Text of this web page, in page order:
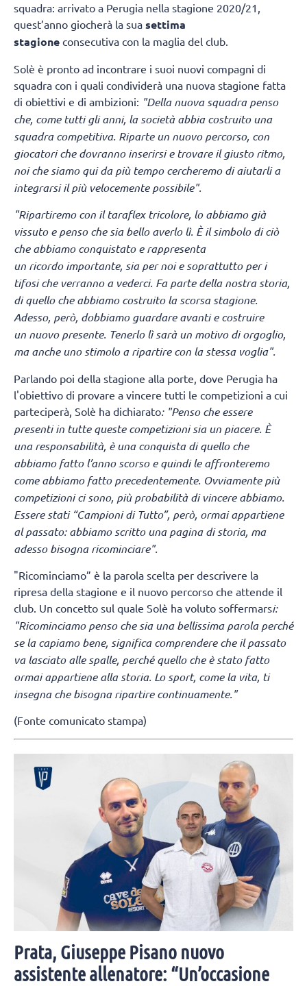
squadra: arrivato a Perugia nella stagione 2020/21,
quest’anno giocherà la sua settima
stagione consecutiva con la maglia del club.
Solè è pronto ad incontrare i suoi nuovi compagni di
squadra con i quali condividerà una nuova stagione fatta
di obiettivi e di ambizioni: "Della nuova squadra penso
che, come tutti gli anni, la società abbia costruito una
squadra competitiva. Riparte un nuovo percorso, con
giocatori che dovranno inserirsi e trovare il giusto ritmo,
noi che siamo qui da più tempo cercheremo di aiutarli a
integrarsi il più velocemente possibile".
"Ripartiremo con il taraflex tricolore, lo abbiamo già
vissuto e penso che sia bello averlo lì. È il simbolo di ciò
che abbiamo conquistato e rappresenta
un ricordo importante, sia per noi e soprattutto per i
tifosi che verranno a vederci. Fa parte della nostra storia,
di quello che abbiamo costruito la scorsa stagione.
Adesso, però, dobbiamo guardare avanti e costruire
un nuovo presente. Tenerlo lì sarà un motivo di orgoglio,
ma anche uno stimolo a ripartire con la stessa voglia".
Parlando poi della stagione alla porte, dove Perugia ha
l'obiettivo di provare a vincere tutti le competizioni a cui
parteciperà, Solè ha dichiarato: "Penso che essere
presenti in tutte queste competizioni sia un piacere. È
una responsabilità, è una conquista di quello che
abbiamo fatto l’anno scorso e quindi le affronteremo
come abbiamo fatto precedentemente. Ovviamente più
competizioni ci sono, più probabilità di vincere abbiamo.
Essere stati “Campioni di Tutto”, però, ormai appartiene
al passato: abbiamo scritto una pagina di storia, ma
adesso bisogna ricominciare".
"Ricominciamo” è la parola scelta per descrivere la
ripresa della stagione e il nuovo percorso che attende il
club. Un concetto sul quale Solè ha voluto soffermarsi:
"Ricominciamo penso che sia una bellissima parola perché
se la capiamo bene, significa comprendere che il passato
va lasciato alle spalle, perché quello che è stato fatto
ormai appartiene alla storia. Lo sport, come la vita, ti
insegna che bisogna ripartire continuamente."
(Fonte comunicato stampa)
Prata, Giuseppe Pisano nuovo
assistente allenatore: “Un’occasione